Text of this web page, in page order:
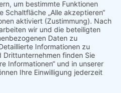
Zwölf Apostel